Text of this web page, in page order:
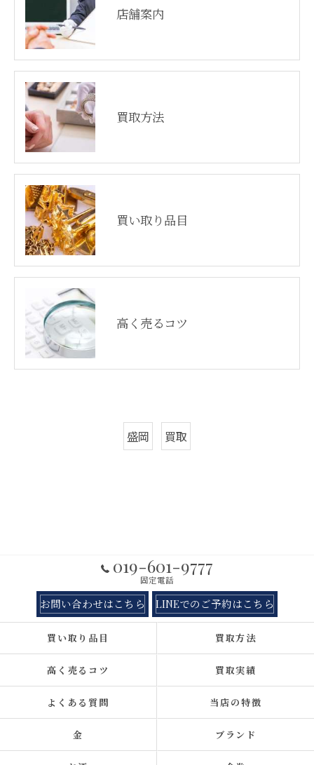
店舗案内
買取方法
買い取り品目
高く売るコツ
盛岡 買取
019-601-9777
固定電話
お問い合わせはこちら LINEでのご予約はこちら
買い取り品目 買取方法
高く売るコツ 買取実績
よくある質問 当店の特徴
金 ブランド